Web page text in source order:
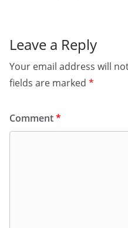
Leave a Reply
Your email address will
fields are marked *
Comment*